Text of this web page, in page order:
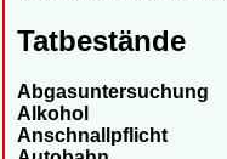
Tatbestände
Abgasuntersuchung
Alkohol
Anschnallpflicht